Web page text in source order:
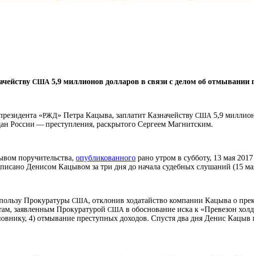
США 5,9 миллионов долларов в связи с делом об
«РЖД» Петра Кацыва, заплатит Казначейству США 5,9
России — преступления, раскрытого Сергеем Магнитским.
поручительства, опубликованного рано утром в субботу, 13 мая
Денисом Кацывом за три дня до начала судебных слушаний (15
Прокуратуры США, отклонив ходатайство компании Кацыва о
заявленным Прокуратурой США в обоснование иска к «Превезон
4) отмывание преступных доходов. Спустя два дня Денис Кацыв